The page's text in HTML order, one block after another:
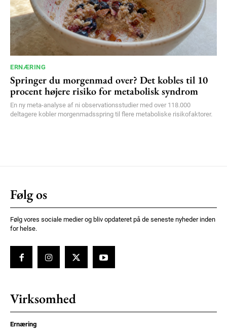
ERNÆRING
Springer du morgenmad over? Det kobles til 10
procent højere risiko for metabolisk syndrom
En ny meta-analyse af ni observationsstudier med over 118.000
deltagere kobler morgenmadsspring til flere metaboliske risikofaktorer.
Følg os
Følg vores sociale medier og bliv opdateret på de seneste nyheder inden
for helse.
Virksomhed
Ernæring